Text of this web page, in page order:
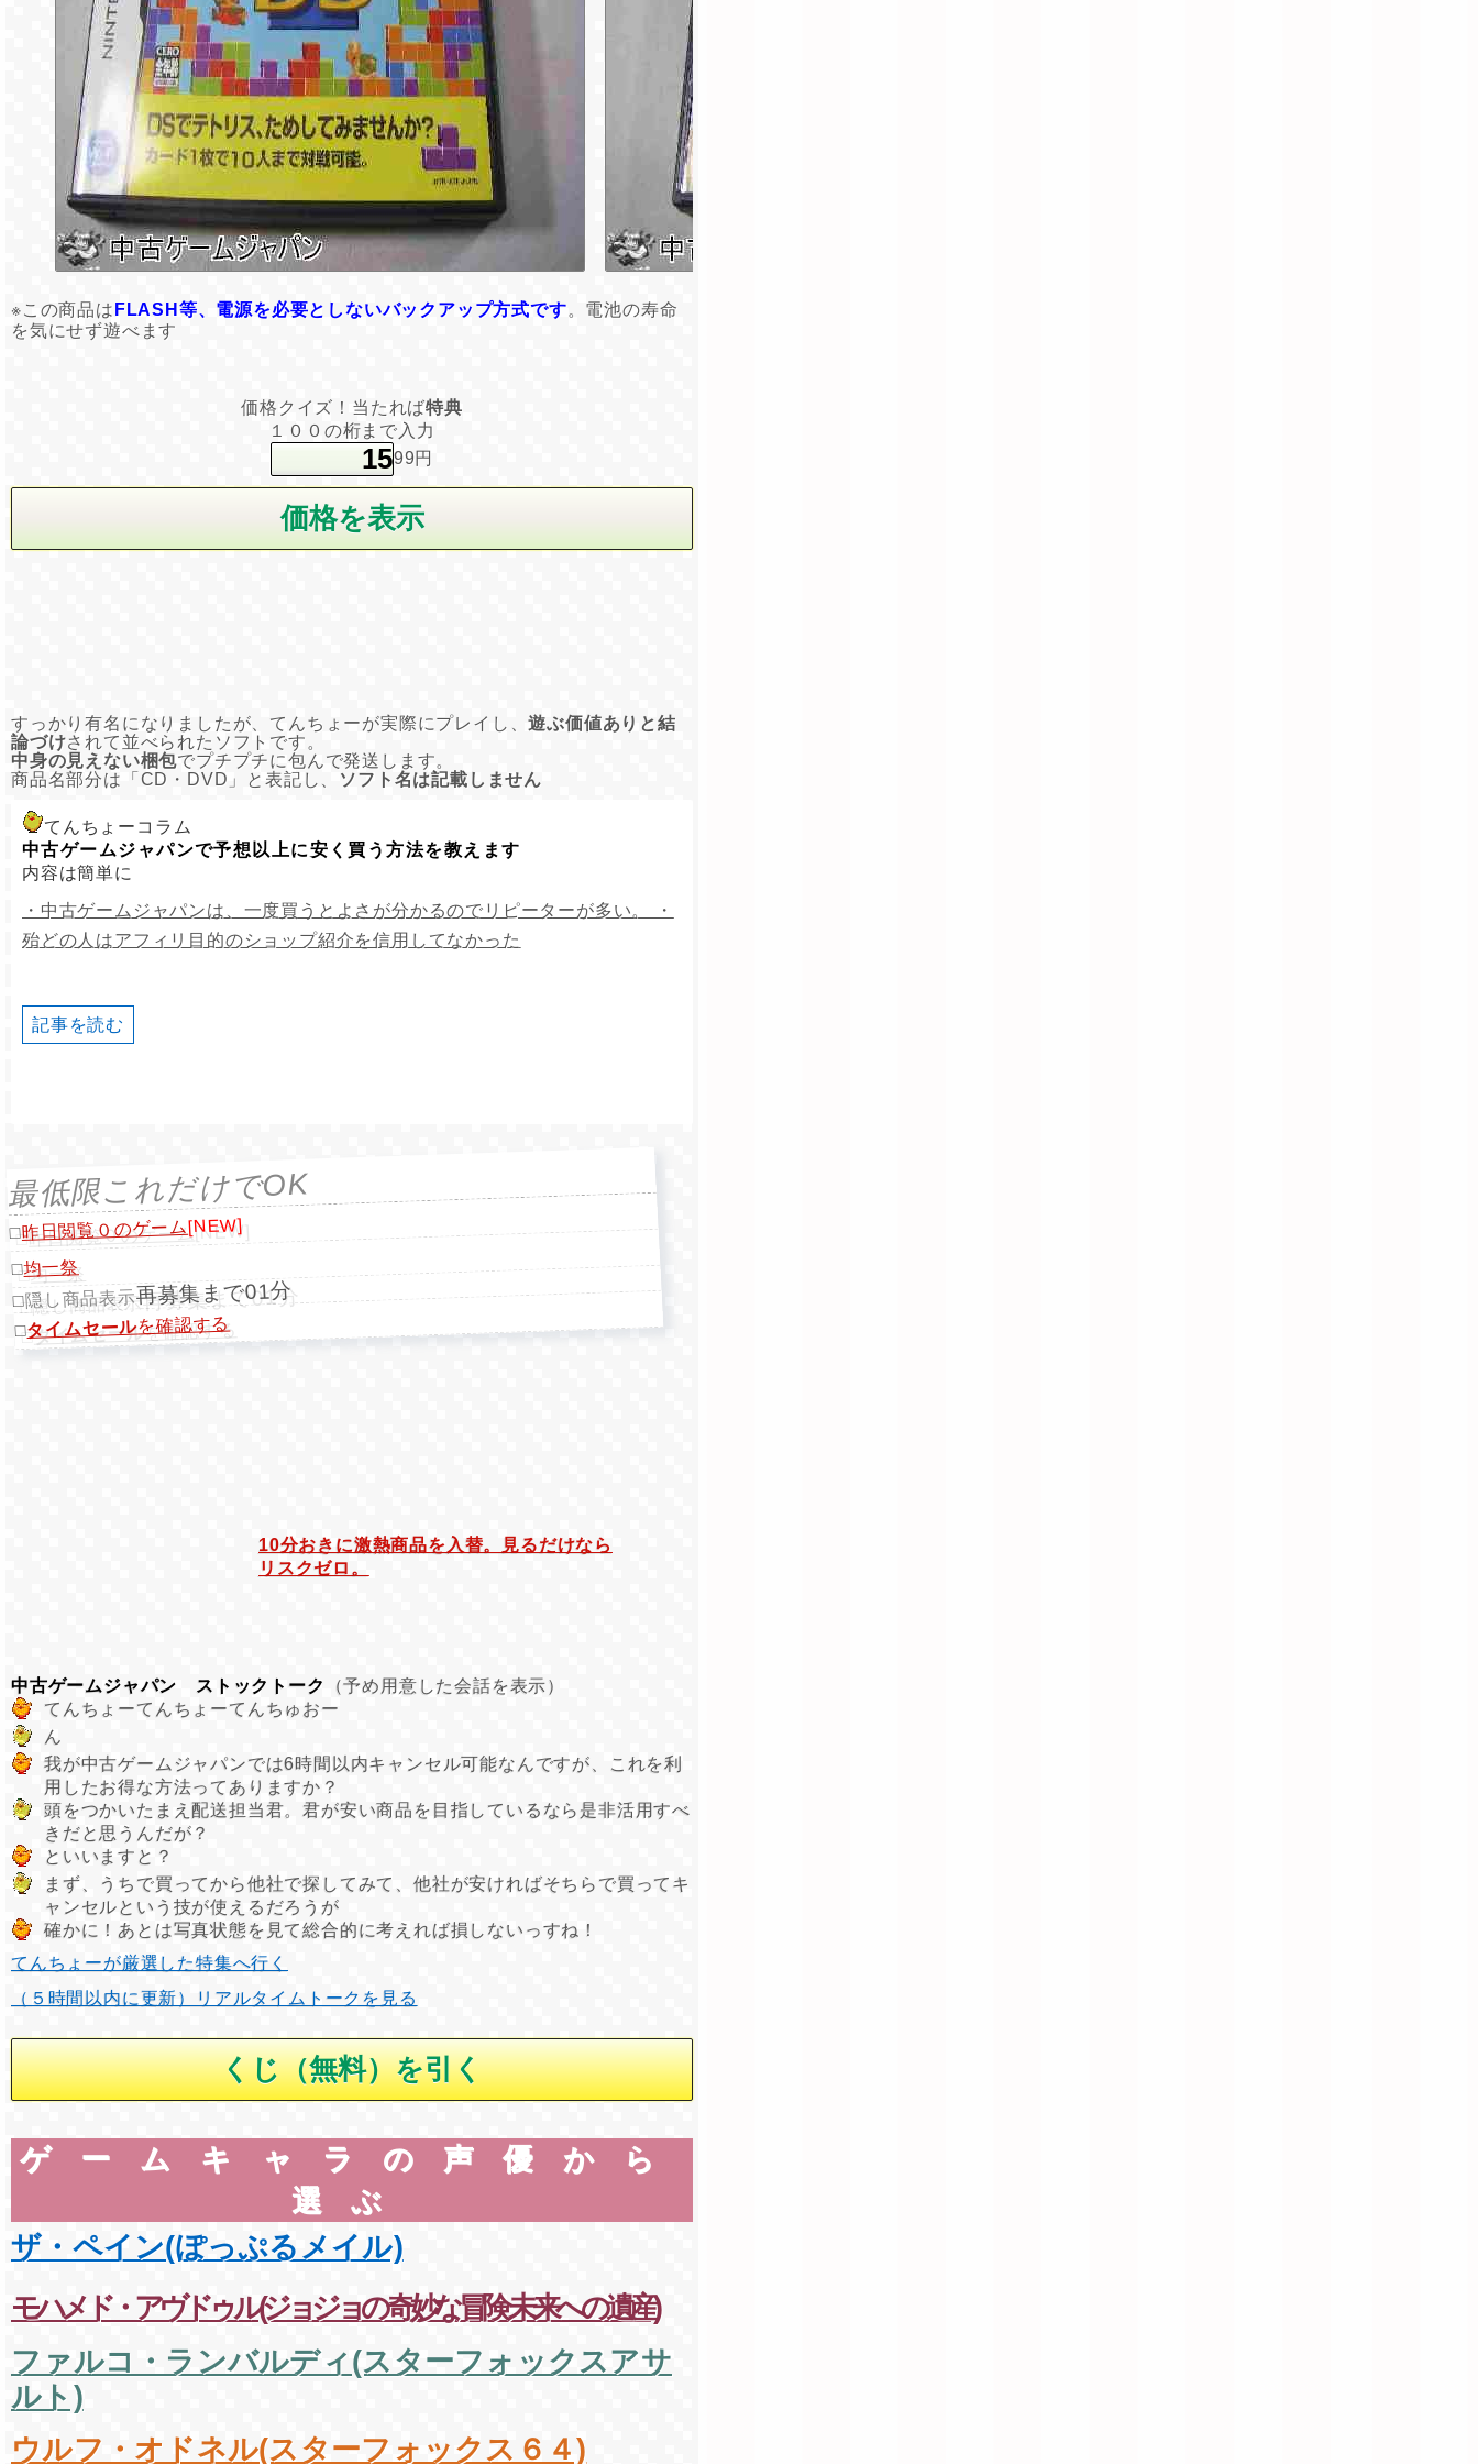
※この商品は FLASH等、電源を必要としないバックアップ方式です。電池の寿命
を気にせず遊べます
価格クイズ！当たれば特典
１００の桁まで入力
99円
すっかり有名になりましたが、てんちょーが実際にプレイし、遊ぶ価値ありと結
論づけされて並べられたソフトです。
中身の見えない梱包でプチプチに包んで発送します。
商品名部分は「CD・DVD」と表記し、
ソフト名は記載しません
てんちょーコラム
中古ゲームジャパンで予想以上に安く買う方法を教えます
内容は簡単に
・中古ゲームジャパンは、一度買うとよさが分かるのでリピーターが多い。 ・
殆どの人はアフィリ目的のショップ紹介を信用してなかった
記事を読む
最低限これだけでOK
□昨日閲覧０のゲーム[NEW]
□均一祭
□隠し商品表示再募集まで01分
□タイムセールを確認する
10分おきに激熱商品を入替。見るだけなら
リスクゼロ。
中古ゲームジャパン ストックトーク
（予め用意した会話を表示）
てんちょーてんちょーてんちゅおー
ん
我が中古ゲームジャパンでは6時間以内キャンセル可能なんですが、これを利
用したお得な方法ってありますか？
頭をつかいたまえ配送担当君。君が安い商品を目指しているなら是非活用すべ
きだと思うんだが？
といいますと？
まず、うちで買ってから他社で探してみて、他社が安ければそちらで買ってキ
ャンセルという技が使えるだろうが
確かに！あとは写真状態を見て総合的に考えれば損しないっすね！
てんちょーが厳選した特集へ行く
（５時間以内に更新）リアルタイムトークを見る
ゲームキャラの声優から
選ぶ
ザ・ペイン(ぽっぷるメイル)
モハメド・アヴドゥル(ジョジョの奇妙な冒険 未来への遺産)
ファルコ・ランバルディ(スターフォックスアサ
ルト)
ウルフ・オドネル(スターフォックス６４)